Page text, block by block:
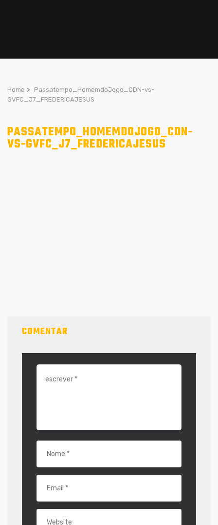
Home > Passatempo_HomemdoJogo_CDN-vs-
GVFC_J7_FREDERICAJESUS
PASSATEMPO_HOMEMDOJOGO_CDN-
VS-GVFC_J7_FREDERICAJESUS
COMENTAR